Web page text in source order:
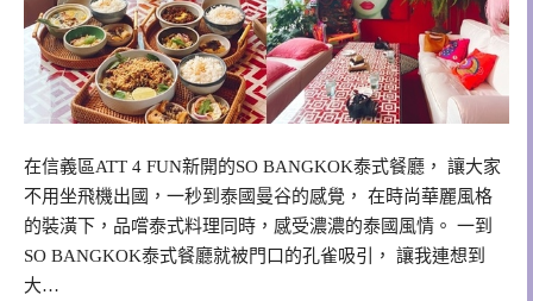
在信義區ATT 4 FUN新開的SO BANGKOK泰式餐廳， 讓大家
不用坐飛機出國，一秒到泰國曼谷的感覺， 在時尚華麗風格
的裝潢下，品嚐泰式料理同時，感受濃濃的泰國風情。 一到
SO BANGKOK泰式餐廳就被門口的孔雀吸引， 讓我連想到
大…